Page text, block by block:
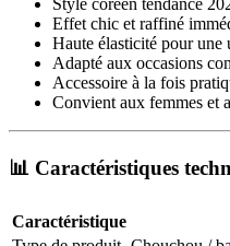
Style coréen tendance
Effet chic et raffiné
Haute élasticité pour une
Adapté aux occasions
Accessoire à la fois
Convient aux femmes et
📊 Caractéristiques
Caractéristique